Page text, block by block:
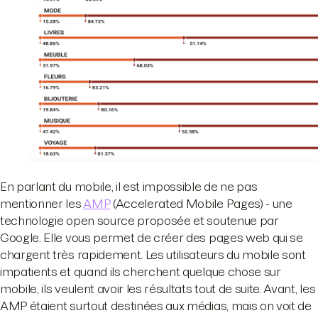
En parlant du mobile, il est impossible de ne pas
mentionner les AMP(Accelerated Mobile Pages) - une
technologie open source proposée et soutenue par
Google. Elle vous permet de créer des pages web qui se
chargent très rapidement. Les utilisateurs du mobile sont
impatients et quand ils cherchent quelque chose sur
mobile, ils veulent avoir les résultats tout de suite. Avant, les
AMP étaient surtout destinées aux médias, mais on voit de